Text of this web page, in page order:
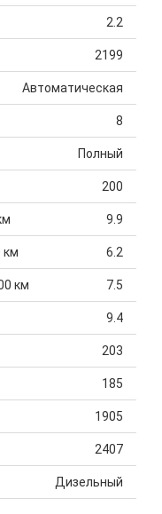
2.2
2199
Автоматическая
8
Полный
200
9.9
км 6.2
км 7.5
9.4
203
185
1905
2407
Дизельный